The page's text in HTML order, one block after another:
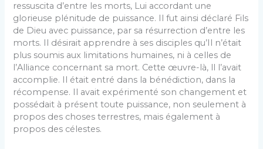
ressuscita d’entre les morts, Lui accordant une
glorieuse plénitude de puissance. Il fut ainsi déclaré Fils
de Dieu avec puissance, par sa ré­surrection d’entre les
morts. Il désirait apprendre à ses disciples qu’Il n’était
plus soumis aux limitations hu­maines, ni à celles de
l’Alliance concernant sa mort. Cette œuvre-là, ll l’avait
accomplie. Il était entré dans la bénédiction, dans la
récompense. Il avait expéri­menté son changement et
possédait à présent toute puissance, non seulement à
propos des choses ter­restres, mais également à
propos des célestes.